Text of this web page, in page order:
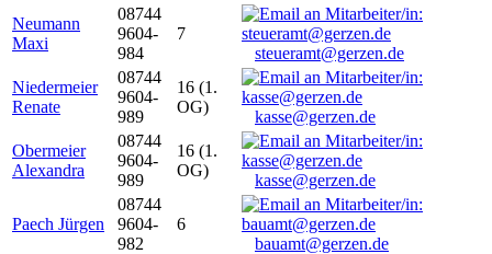
Neumann
Maxi
08744
9604-
984
7
steueramt@gerzen.de
Niedermeier
Renate
08744
9604-
989
16 (1.
OG)
kasse@gerzen.de
Obermeier
Alexandra
08744
9604-
989
16 (1.
OG)
kasse@gerzen.de
Paech Jürgen
08744
9604-
982
6
bauamt@gerzen.de